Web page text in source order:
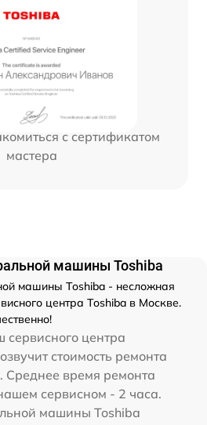
с сертификатом
мастера
машины Toshiba
машины Toshiba - несложная
центра Toshiba в Москве.
центра
стоимость ремонта
время ремонта
сервисном - 2 часа.
машины Toshiba